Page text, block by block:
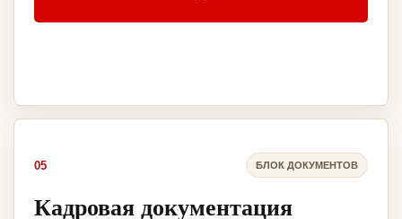
05 БЛОК ДОКУМЕНТОВ
Кадровая документация